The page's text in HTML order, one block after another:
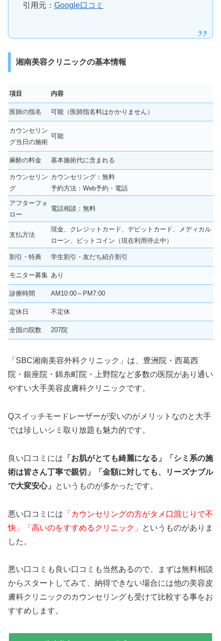
引用元： Google口コミ
湘南美容クリニックの基本情報
項目 内容
医師の指名 可能（医師指名料はかかりません）
カウンセリン
グ当日の施術
可能
麻酔の料金 基本施術代に含まれる
カウンセリン
グ
カウンセリング：無料
予約方法：Web予約・電話
アフターフォ
ロー
電話相談：無料
支払方法
現金、クレジットカード、デビットカード、メディカル
ローン、ビットコイン（現在利用停止中）
割引・特典 学生割引・友だち紹介割引
モニター募集 あり
診療時間 AM10:00～PM7:00
定休日 不定休
全国の院数 207院
「SBC湘南美容外科クリニック」は、豊洲院・西葛西
院・銀座院・錦糸町院・上野院など多数の医院があり通い
やすい大手美容皮膚科クリニックです。
Qスイッチモードレーザーが安いのがメリットなのと大手
では珍しいシミ取り放題も魅力的です。
良い口コミには 「お肌がとても綺麗になる」「シミ系の施
術は皆さん丁寧で親切」「金額に対しても、リーズナブル
で大変安心」
というものが多かったです。
悪い口コミには 「カウンセリングの方がタメ口混じりで不
快」「高いのをすすめるクリニック」
というものがありま
した。
悪い口コミも良い口コミも当然あるので、まずは無料相談
からスタートしてみて、納得できない場合には他の美容皮
膚科クリニックのカウンセリングも受けて比較する事をお
すすめします。